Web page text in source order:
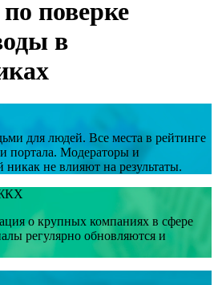
поверке
в
для людей. Все места в рейтинге
портала. Модераторы и
никак не влияют на результаты.
о крупных компаниях в сфере
регулярно обновляются и